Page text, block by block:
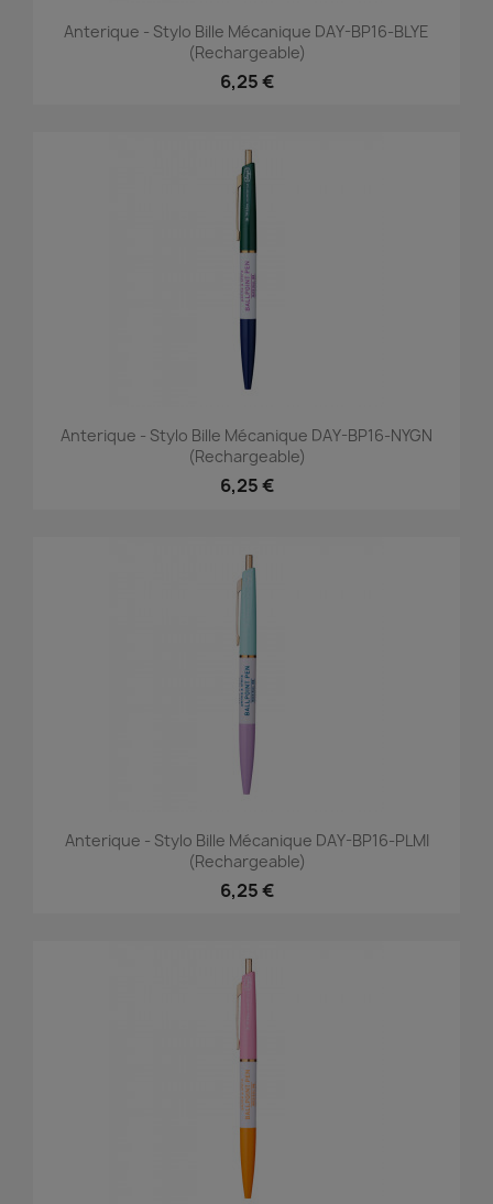
Anterique - Stylo Bille Mécanique DAY-BP16-BLYE
(rechargeable)
6,25 €
Anterique - Stylo Bille Mécanique DAY-BP16-NYGN
(rechargeable)
6,25 €
Anterique - Stylo Bille Mécanique DAY-BP16-PLMI
(rechargeable)
6,25 €